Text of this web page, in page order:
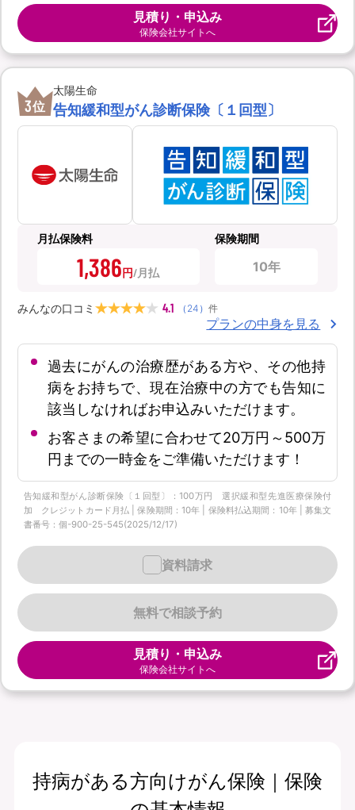
見積り・申込み
保険会社サイトへ
3位
太陽生命
告知緩和型がん診断保険〔１回型〕
月払保険料
1,386円
保険期間
10年
みんなの口コミ 4.1 （ 24 ） 件
プランの中身を見る
過去にがんの治療歴がある方や、その他持
病をお持ちで、現在治療中の方でも告知に
該当しなければお申込みいただけます。
お客さまの希望に合わせて20万円～500万
円までの一時金をご準備いただけます！
告知緩和型がん診断保険〔１回型〕：100万円 選択緩和型先進医療保険付
加 クレジットカード月払 | 保険期間：10年 | 保険料払込期間：10年 | 募集文
書番号：個-900-25-545(2025/12/17)
無料で相談予約
資料請求
見積り・申込み
保険会社サイトへ
持病がある方向けがん保険｜保険